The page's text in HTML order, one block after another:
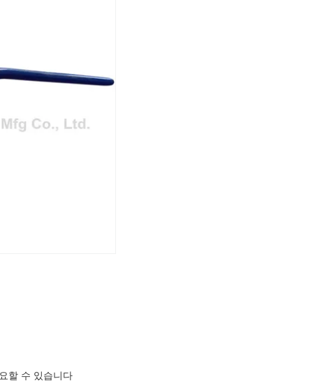
할 수 있습니다